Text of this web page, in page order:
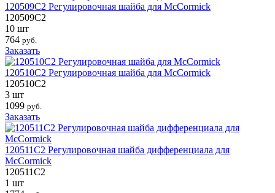
120509C2 Регулировочная шайба для McCormick
120509C2
10 шт
764 руб.
Заказать
120510C2 Регулировочная шайба для McCormick
120510C2
3 шт
1099 руб.
Заказать
120511C2 Регулировочная шайба дифференциала для
McCormick
120511C2
1 шт